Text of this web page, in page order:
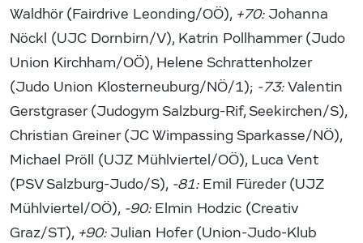
Waldhör (Fairdrive Leonding/OÖ), +70: Johanna
Nöckl (UJC Dornbirn/V), Katrin Pollhammer (Judo
Union Kirchham/OÖ), Helene Schrattenholzer
(Judo Union Klosterneuburg/NÖ/1); -73:Valentin
Gerstgraser (Judogym Salzburg-Rif, Seekirchen/S),
Christian Greiner (JC Wimpassing Sparkasse/NÖ),
Michael Pröll (UJZ Mühlviertel/OÖ), Luca Vent
(PSV Salzburg-Judo/S), -81:Emil Füreder (UJZ
Mühlviertel/OÖ), -90: Elmin Hodzic (Creativ
Graz/ST), +90: Julian Hofer (Union-Judo-Klub